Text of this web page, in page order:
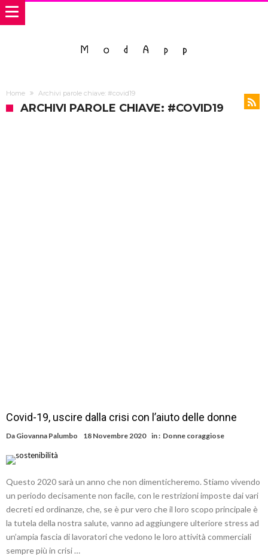
Home Archivi parole chiave: #covid19
ARCHIVI PAROLE CHIAVE: #COVID19
Covid-19, uscire dalla crisi con l’aiuto delle donne
Da Giovanna Palumbo 18 Novembre 2020 in : Donne coraggiose
Questo 2020 sarà un anno che non dimenticheremo. Stiamo vivendo
un periodo decisamente non facile, con le restrizioni imposte dai vari
decreti ed ordinanze, che, se è pur vero che il loro scopo principale è
la tutela della nostra salute, vanno ad aggiungere ulteriore stress ad
un’ampia fascia di lavoratori che vedono le loro attività commerciali
sempre più in crisi …